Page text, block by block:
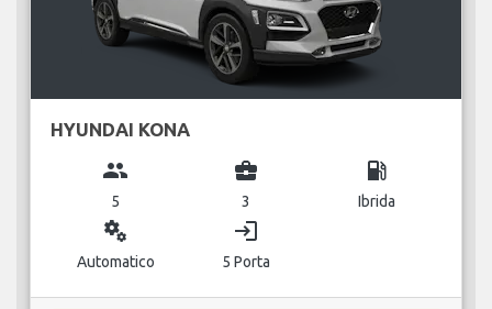
HYUNDAI KONA
group
5
business_center
3
local_gas_station
Ibrida
miscellaneous_services
Automatico
login
5 Porta